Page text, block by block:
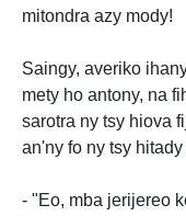
mitondra azy mody!
Saingy, averiko
mety ho antony, na
sarotra ny tsy hiova
an'ny fo ny tsy
- "Eo, mba jerijereo